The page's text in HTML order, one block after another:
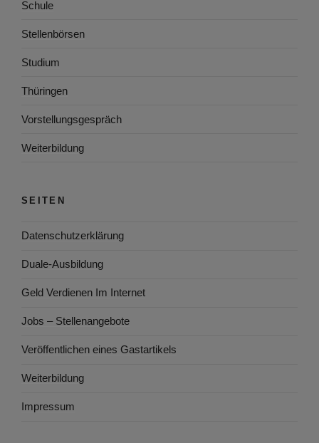
Schule
Stellenbörsen
Studium
Thüringen
Vorstellungsgespräch
Weiterbildung
SEITEN
Datenschutzerklärung
Duale-Ausbildung
Geld Verdienen Im Internet
Jobs – Stellenangebote
Veröffentlichen eines Gastartikels
Weiterbildung
Impressum